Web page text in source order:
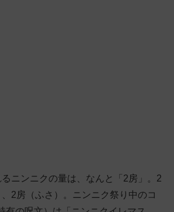
ニンニクの量は、なんと「2房」。2
2房（ふさ）。ニンニク祭り中のコ